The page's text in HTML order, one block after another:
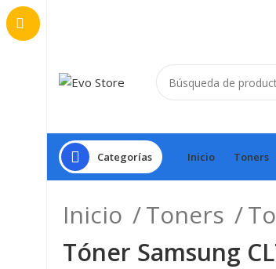
Categorías Inicio Toners
Inicio Toners
Tóner Samsung